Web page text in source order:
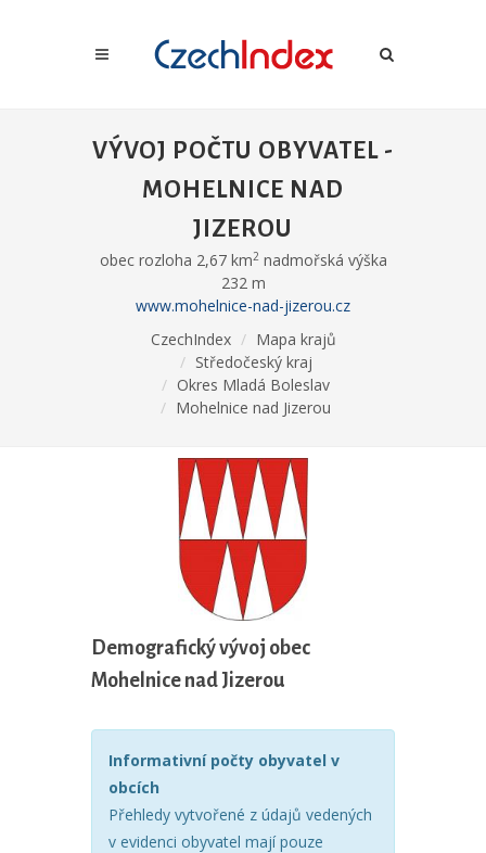
VÝVOJ POČTU OBYVATEL -
MOHELNICE NAD
JIZEROU
obec rozloha 2,67 km2nadmořská výška
232 m
www.mohelnice-nad-jizerou.cz
CzechIndex
Mapa krajů
Středočeský kraj
Okres Mladá Boleslav
Mohelnice nad Jizerou
Demografický vývoj obec
Mohelnice nad Jizerou
Informativní počty obyvatel v
obcích
Přehledy vytvořené z údajů vedených
v evidenci obyvatel mají pouze